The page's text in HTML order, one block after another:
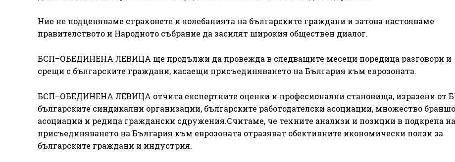
Ние не подценяваме страховете и колебанията на българските граждани и затова настояваме
правителството и Народното събрание да засилят широкия обществен диалог.
БСП–ОБЕДИНЕНА ЛЕВИЦА ще продължи да провежда в следващите месеци поредица разговори и
срещи с българските граждани, касаещи присъединяването на България към еврозоната.
БСП–ОБЕДИНЕНА ЛЕВИЦА отчита експертните оценки и професионални становища, изразени от
българските синдикални организации, българските работодателски асоциации, множество
асоциации и редица граждански сдружения.Считаме, че техните анализи и позиции в подкрепа на
присъединяването на България към еврозоната отразяват обективните икономически ползи за
българските граждани и индустрия.